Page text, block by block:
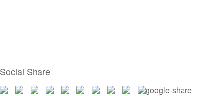
Social Share